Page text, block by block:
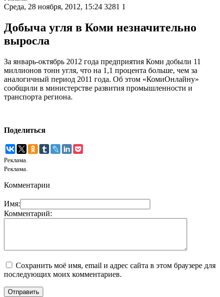
Среда, 28 ноября, 2012, 15:24 3281 1
Добыча угля в Коми незначительно
выросла
За январь-октябрь 2012 года предприятия Коми добыли 11
миллионов тонн угля, что на 1,1 процента больше, чем за
аналогичный период 2011 года. Об этом «КомиОнлайну»
сообщили в министерстве развития промышленности и
транспорта региона.
Поделиться
Реклама.
Реклама.
Комментарии
Имя:
Комментарий:
Сохранить моё имя, email и адрес сайта в этом браузере для
последующих моих комментариев.